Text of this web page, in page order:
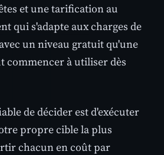
et une tarification au
qui s'adapte aux charges de
un niveau gratuit qu'une
commencer à utiliser dès
de décider est d'exécuter
propre cible la plus
chacun en coût par